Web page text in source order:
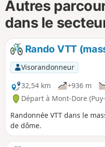
Autres
dans le
Rando VTT
Visorandonneur
32,54 km
+936 m
Départ à Mont-Dore
Randonnée VTT dans le
de dôme.